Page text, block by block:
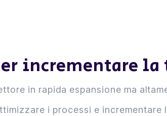
incrementare
in rapida espansione ma
i processi e incrementare